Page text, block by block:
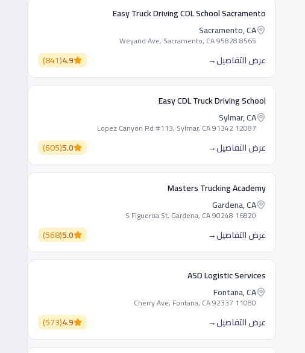
Easy Truck Driving CDL School Sacramento
Sacramento, CA
8565 Weyand Ave, Sacramento, CA 95828
عرض التفاصيل→
4.9
(
841
)
Easy CDL Truck Driving School
Sylmar, CA
12087 Lopez Canyon Rd #113, Sylmar, CA 91342
عرض التفاصيل→
5.0
(
605
)
Masters Trucking Academy
Gardena, CA
16820 S Figueroa St, Gardena, CA 90248
عرض التفاصيل→
5.0
(
568
)
ASD Logistic Services
Fontana, CA
11080 Cherry Ave, Fontana, CA 92337
عرض التفاصيل→
4.9
(
573
)